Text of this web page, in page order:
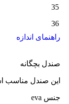
35
36
راهنمای اندازه
صندل بچگانه
این صندل مناسب
جنس eva